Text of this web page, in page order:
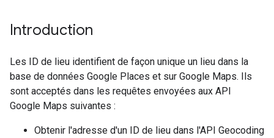
Introduction
Les ID de lieu identifient de façon unique un lieu dans la
base de données Google Places et sur Google Maps. Ils
sont acceptés dans les requêtes envoyées aux API
Google Maps suivantes :
Obtenir l'adresse d'un ID de lieu dans l'API Geocoding